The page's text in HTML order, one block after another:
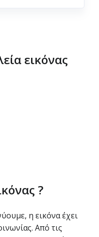
εικόνας
?
η εικόνα έχει
Από τις